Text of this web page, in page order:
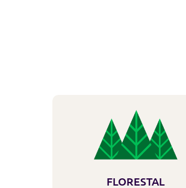
FLORESTAL